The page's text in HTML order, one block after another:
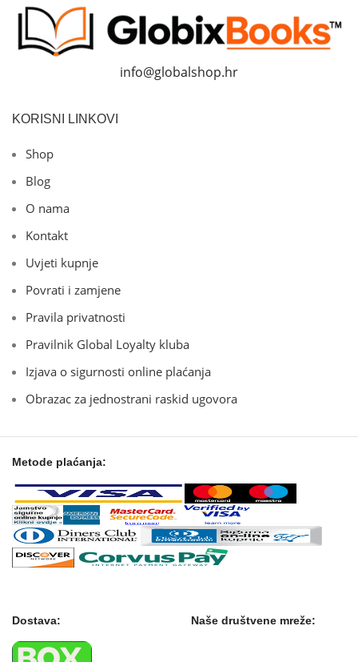
info@globalshop.hr
KORISNI LINKOVI
Shop
Blog
O nama
Kontakt
Uvjeti kupnje
Povrati i zamjene
Pravila privatnosti
Pravilnik Global Loyalty kluba
Izjava o sigurnosti online plaćanja
Obrazac za jednostrani raskid ugovora
Metode plaćanja:
Dostava: Naše društvene mreže: